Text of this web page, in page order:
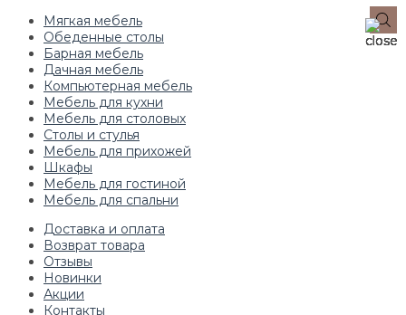
Мягкая мебель
Обеденные столы
Барная мебель
Дачная мебель
Компьютерная мебель
Мебель для кухни
Мебель для столовых
Столы и стулья
Мебель для прихожей
Шкафы
Мебель для гостиной
Мебель для спальни
Доставка и оплата
Возврат товара
Отзывы
Новинки
Акции
Контакты